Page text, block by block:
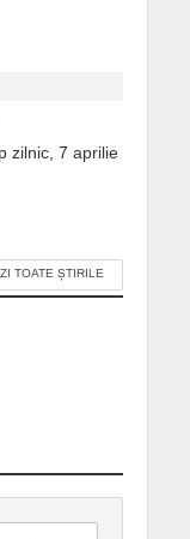
zilnic, 7 aprilie
TOATE ȘTIRILE